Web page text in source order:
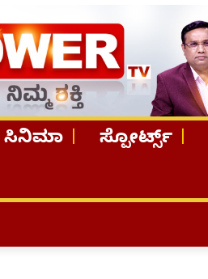
ಸಿನಿಮಾ ಸ್ಪೋರ್ಟ್ಸ್